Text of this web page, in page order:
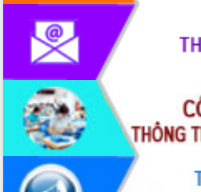
Thứ trưởng Bộ Y tế làm việc với tỉnh
Đắk Lắk về phát triển nhân lực y tế
cho trạm y tế cấp xã
Du lịch Đắk Lắk nâng tầm trải nghiệm
du khách thông qua Hệ thống cơ sở dữ
liệu và Bản đồ số
Tập huấn ứng dụng trí tuệ nhân tạo (AI)
trong thương mại điện tử năm 2026
Đoàn đại biểu Quốc hội tỉnh Đắk Lắk
trao đổi thông tin trước Kỳ họp thứ
nhất, Quốc hội khóa XVI